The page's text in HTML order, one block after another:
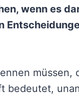
wenn es
müssen,
bedeutet,